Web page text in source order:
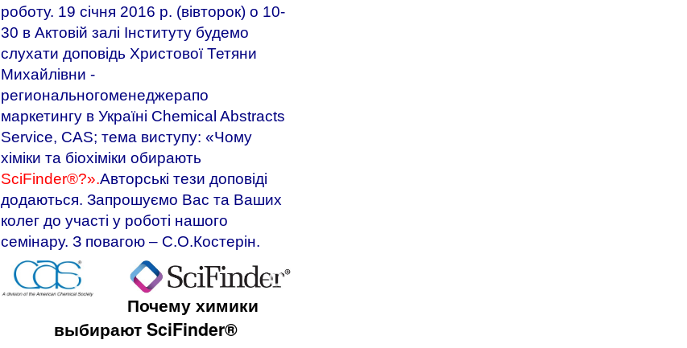
роботу. 19 січня 2016 р. (вівторок) о 10-
30 в Актовій залі Інституту будемо
слухати доповідь Христової Тетяни
Михайлівни -
региональногоменеджерапо
маркетингу в Україні Chemical Abstracts
Service, CAS; тема виступу: «Чому
хіміки та біохіміки обирають
SciFinder®?».Авторські тези доповіді
додаються. Запрошуємо Вас та Ваших
колег до участі у роботі нашого
семінару. З повагою – С.О.Костерін.
Почему химики
выбирают SciFinder®